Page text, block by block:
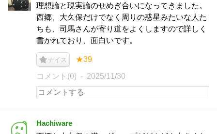
理想論と現実論のせめぎ合いになってきました。
西郷、大久保だけでなく周りの惑星みたいな人た
ちも、司馬さんが寄り道をよくしますので詳しく
書かれており、面白いです。
ナイス ★39
コメント(0) 2025/11/30
Hachiware